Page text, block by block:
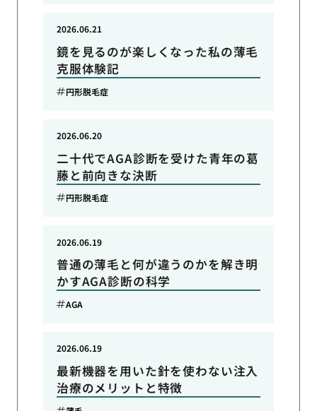
鏡を見るのが楽しくなった私の薄毛
克服体験記
2026.06.21
円形脱毛症
二十代でAGA診断を受けた青年の葛
藤と前向きな決断
2026.06.20
円形脱毛症
普通の薄毛と何が違うのかを解き明
かすAGA診断の科学
2026.06.19
AGA
最新機器を用いた針を使わない注入
治療のメリットと特徴
2026.06.19